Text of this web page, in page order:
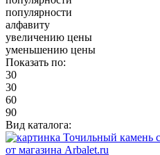
популярности
алфавиту
увеличению цены
уменьшению цены
Показать по:
30
30
60
90
Вид каталога: